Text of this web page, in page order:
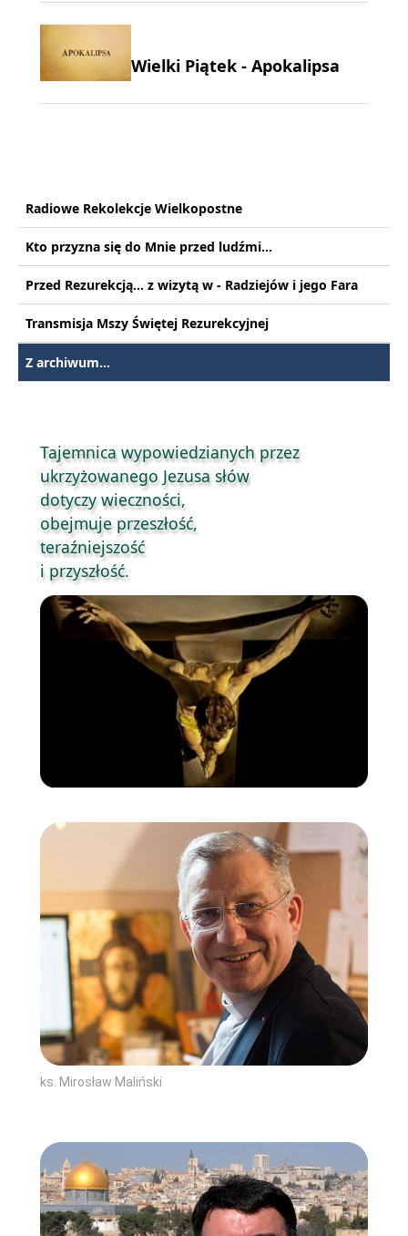
Wielki Piątek - Apokalipsa
Radiowe Rekolekcje Wielkopostne
Kto przyzna się do Mnie przed ludźmi...
Przed Rezurekcją... z wizytą w - Radziejów i jego Fara
Transmisja Mszy Świętej Rezurekcyjnej
Z archiwum...
Tajemnicawypowiedzianych przez
ukrzyżowanego Jezusa słów
dotyczy wieczności,
obejmuje przeszłość,
teraźniejszość
i przyszłość.
ks. Mirosław Maliński